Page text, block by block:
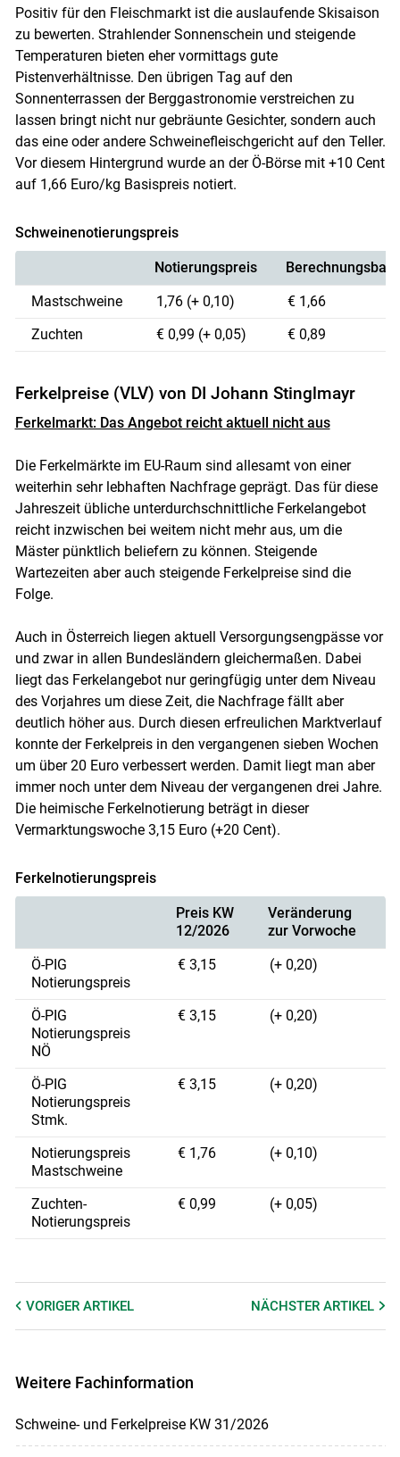
Skip to main content
Positiv für den Fleischmarkt ist die auslaufende Skisaison
zu bewerten. Strahlender Sonnenschein und steigende
Temperaturen bieten eher vormittags gute
Pistenverhältnisse. Den übrigen Tag auf den
Sonnenterrassen der Berggastronomie verstreichen zu
lassen bringt nicht nur gebräunte Gesichter, sondern auch
das eine oder andere Schweinefleischgericht auf den Teller.
Vor diesem Hintergrund wurde an der Ö-Börse mit +10 Cent
auf 1,66 Euro/kg Basispreis notiert.
Schweinenotierungspreis
Notierungspreis
Mastschweine
1,76 (+ 0,10)
€ 1,66
Zuchten
€ 0,99 (+ 0,05) € 0,89
Ferkelpreise (VLV) von DI Johann Stinglmayr
Ferkelmarkt: Das Angebot reicht aktuell nicht aus
Die Ferkelmärkte im EU-Raum sind allesamt von einer
weiterhin sehr lebhaften Nachfrage geprägt. Das für diese
Jahreszeit übliche unterdurchschnittliche Ferkelangebot
reicht inzwischen bei weitem nicht mehr aus, um die
Mäster pünktlich beliefern zu können. Steigende
Wartezeiten aber auch steigende Ferkelpreise sind die
Folge.
Auch in Österreich liegen aktuell Versorgungsengpässe vor
und zwar in allen Bundesländern gleichermaßen. Dabei
liegt das Ferkelangebot nur geringfügig unter dem Niveau
des Vorjahres um diese Zeit, die Nachfrage fällt aber
deutlich höher aus. Durch diesen erfreulichen Marktverlauf
konnte der Ferkelpreis in den vergangenen sieben Wochen
um über 20 Euro verbessert werden. Damit liegt man aber
immer noch unter dem Niveau der vergangenen drei Jahre.
Die heimische Ferkelnotierung beträgt in dieser
Vermarktungswoche 3,15 Euro (+20 Cent).
Ferkelnotierungspreis
Preis KW
12/2026
Veränderung
zur Vorwoche
Ö-PIG
Notierungspreis
€ 3,15 (+ 0,20)
Ö-PIG
Notierungspreis
NÖ
€ 3,15 (+ 0,20)
Ö-PIG
Notierungspreis
Stmk.
€ 3,15 (+ 0,20)
Notierungspreis
Mastschweine
€ 1,76 (+ 0,10)
Zuchten-
Notierungspreis
€ 0,99 (+ 0,05)
VORIGER ARTIKEL NÄCHSTERARTIKEL
Weitere Fachinformation
Schweine- und Ferkelpreise KW 31/2026